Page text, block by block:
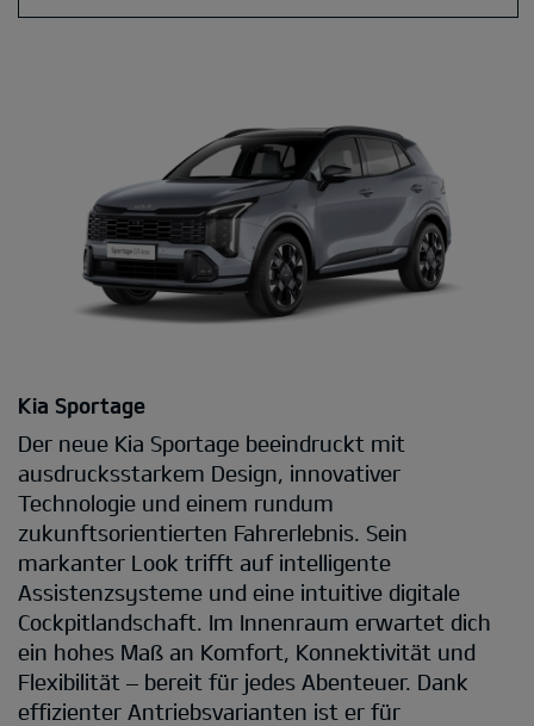
Kia Sportage
Der neue Kia Sportage beeindruckt mit
ausdrucksstarkem Design, innovativer
Technologie und einem rundum
zukunftsorientierten Fahrerlebnis. Sein
markanter Look trifft auf intelligente
Assistenzsysteme und eine intuitive digitale
Cockpitlandschaft. Im Innenraum erwartet dich
ein hohes Maß an Komfort, Konnektivität und
Flexibilität – bereit für jedes Abenteuer. Dank
effizienter Antriebsvarianten ist er für